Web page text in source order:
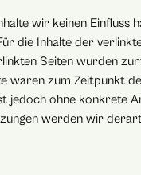
wir keinen Einfluss
die Inhalte der
Seiten wurden
waren zum Zeitpunkt
jedoch ohne konkrete
werden wir